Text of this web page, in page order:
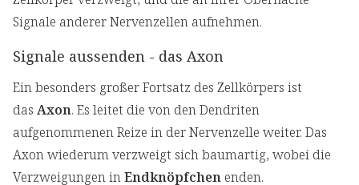
Signale anderer Nervenzellen aufnehmen.
Signale aussenden - das Axon
Ein besonders großer Fortsatz des Zellkörpers ist
das Axon. Es leitet die von den Dendriten
aufgenommenen Reize in der Nervenzelle weiter. Das
Axon wiederum verzweigt sich baumartig, wobei die
Verzweigungen inEndknöpfchen enden.